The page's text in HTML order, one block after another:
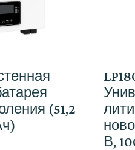
(51,2
В,